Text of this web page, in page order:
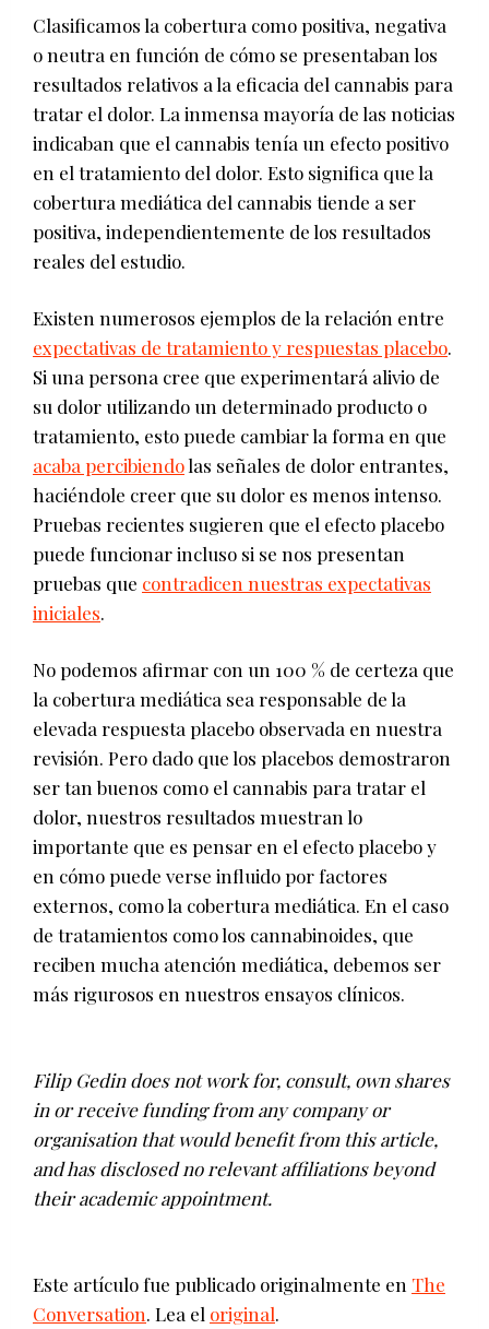
Clasificamos la cobertura como positiva, negativa
o neutra en función de cómo se presentaban los
resultados relativos a la eficacia del cannabis para
tratar el dolor. La inmensa mayoría de las noticias
indicaban que el cannabis tenía un efecto positivo
en el tratamiento del dolor. Esto significa que la
cobertura mediática del cannabis tiende a ser
positiva, independientemente de los resultados
reales del estudio.
Existen numerosos ejemplos de la relación entre
expectativas de tratamiento y respuestas placebo.
Si una persona cree que experimentará alivio de
su dolor utilizando un determinado producto o
tratamiento, esto puede cambiar la forma en que
acaba percibiendolas señales de dolor entrantes,
haciéndole creer que su dolor es menos intenso.
Pruebas recientes sugieren que el efecto placebo
puede funcionar incluso si se nos presentan
pruebas que contradicen nuestras expectativas
iniciales.
No podemos afirmar con un 100 % de certeza que
la cobertura mediática sea responsable de la
elevada respuesta placebo observada en nuestra
revisión. Pero dado que los placebos demostraron
ser tan buenos como el cannabis para tratar el
dolor, nuestros resultados muestran lo
importante que es pensar en el efecto placebo y
en cómo puede verse influido por factores
externos, como la cobertura mediática. En el caso
de tratamientos como los cannabinoides, que
reciben mucha atención mediática, debemos ser
más rigurosos en nuestros ensayos clínicos.
Filip Gedin does not work for, consult, own shares
in or receive funding from any company or
organisation that would benefit from this article,
and has disclosed no relevant affiliations beyond
their academic appointment.
Este artículo fue publicado originalmente en The
Conversation. Lea el original.